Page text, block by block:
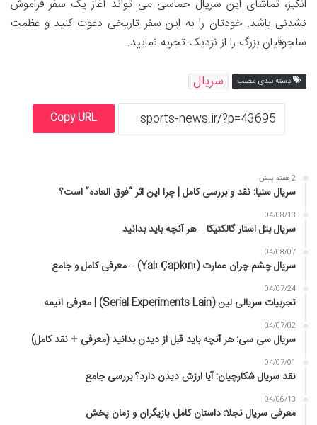
انگیز، تماشای این سریال حماسی می تواند آغاز یک سفر فراموش
نشدنی باشد. خودتان را به این سفر تاریخی دعوت کنید و عظمت
سلجوقیان بزرگ را از نزدیک تجربه نمایید.
دسته بندی مطلب سریال
Copy URL
2 هفته پیش
سریال سنیا: نقد و بررسی کامل | چرا این اثر “فوق العاده” است؟
04/08/13
سریال بتل استار گالکتیکا – هر آنچه باید بدانید
04/08/07
سریال چشم چران عمارت (Yalı Çapkını) – معرفی کامل و جامع
04/07/24
تجربیات سریالی لین (Serial Experiments Lain) | معرفی انیمه
04/07/02
سریال سی سی: هر آنچه باید قبل از دیدن بدانید (معرفی + نقد کامل)
04/07/01
نقد سریال شکارچیان: آیا ارزش دیدن دارد؟ بررسی جامع
04/06/13
معرفی سریال نجلا: داستان کامل، بازیگران و زمان پخش